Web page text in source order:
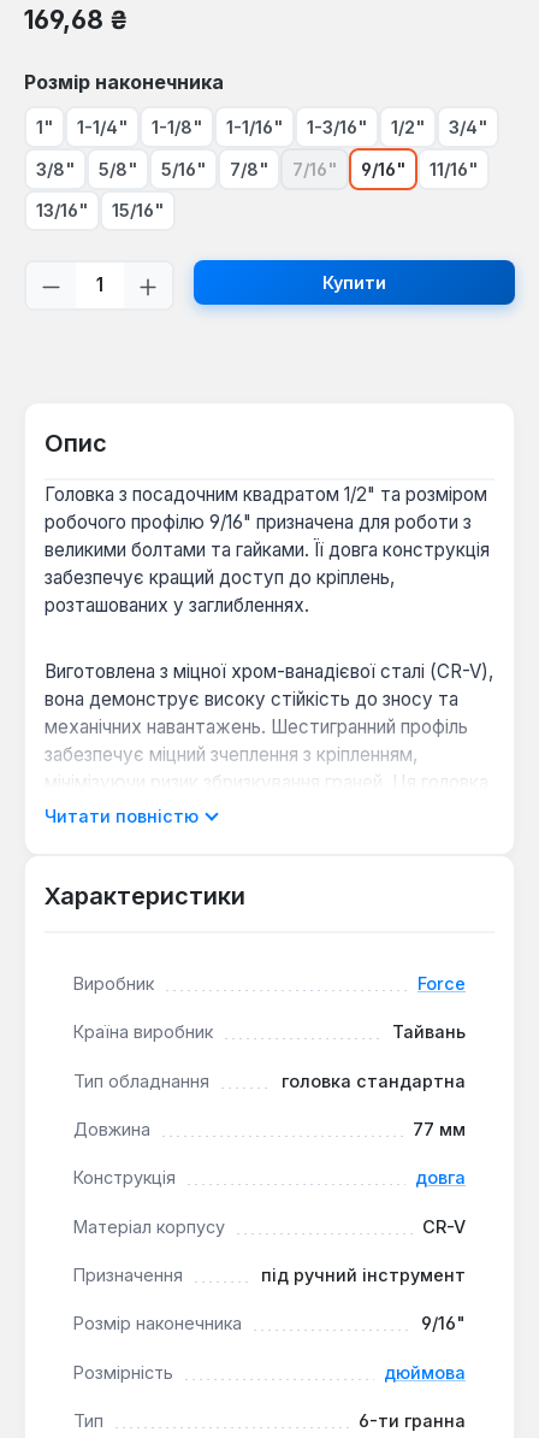
Звичайна ціна:
169,68 ₴
Виберіть
Розмір наконечника
1" 1-1/4" 1-1/8" 1-1/16" 1-3/16" 1/2" 3/4"
3/8" 5/8" 5/16" 7/8" 7/16"(Ця опція наразі
9/16" 11/16"
13/16" 15/16"
Кількість товару: Введіть потрібну
Купити
Опис
Головка з посадочним квадратом 1/2" та розміром
робочого профілю 9/16" призначена для роботи з
великими болтами та гайками. Її довга конструкція
забезпечує кращий доступ до кріплень,
розташованих у заглибленнях.
Виготовлена з міцної хром-ванадієвої сталі (CR-V),
вона демонструє високу стійкість до зносу та
механічних навантажень. Шестигранний профіль
забезпечує міцний зчеплення з кріпленням,
мінімізуючи ризик збризкування граней. Ця головка
призначена для використання з ручним
майстерень, слюсарних робіт та сервісного
Читати повністю
Характеристики
Виробник Force
Країна виробник Тайвань
Тип обладнання головка стандартна
Довжина 77 мм
Конструкція довга
Матеріал корпусу CR-V
Призначення під ручний інструмент
Розмір наконечника 9/16"
Розмірність дюймова
Тип 6-ти гранна